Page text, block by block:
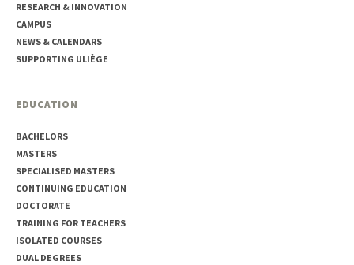
RESEARCH & INNOVATION
CAMPUS
NEWS & CALENDARS
SUPPORTING ULIÈGE
EDUCATION
BACHELORS
MASTERS
SPECIALISED MASTERS
CONTINUING EDUCATION
DOCTORATE
TRAINING FOR TEACHERS
ISOLATED COURSES
DUAL DEGREES